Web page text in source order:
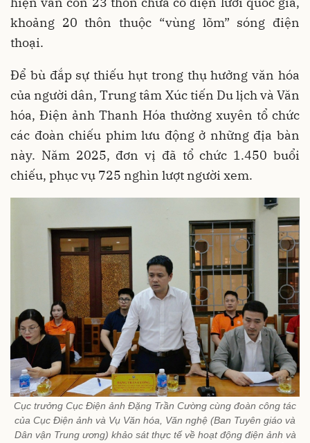
khoảng 20 thôn thuộc “vùng lõm” sóng điện
thoại.
Để bù đắp sự thiếu hụt trong thụ hưởng văn hóa
của người dân, Trung tâm Xúc tiến Du lịch và Văn
hóa, Điện ảnh Thanh Hóa thường xuyên tổ chức
các đoàn chiếu phim lưu động ở những địa bàn
này. Năm 2025, đơn vị đã tổ chức 1.450 buổi
chiếu, phục vụ 725 nghìn lượt người xem.
Cục trưởng Cục Điện ảnh Đặng Trần Cường cùng đoàn công tác
của Cục Điện ảnh và Vụ Văn hóa, Văn nghệ (Ban Tuyên giáo và
Dân vận Trung ương) khảo sát thực tế về hoạt động điện ảnh và